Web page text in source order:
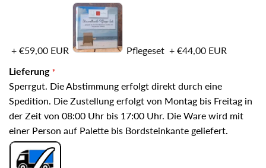
+ €59,00 EUR Pflegeset + €44,00 EUR
Lieferung
Sperrgut. Die Abstimmung erfolgt direkt durch eine
Spedition. Die Zustellung erfolgt von Montag bis Freitag in
der Zeit von 08:00 Uhr bis 17:00 Uhr. Die Ware wird mit
einer Person auf Palette bis Bordsteinkante geliefert.